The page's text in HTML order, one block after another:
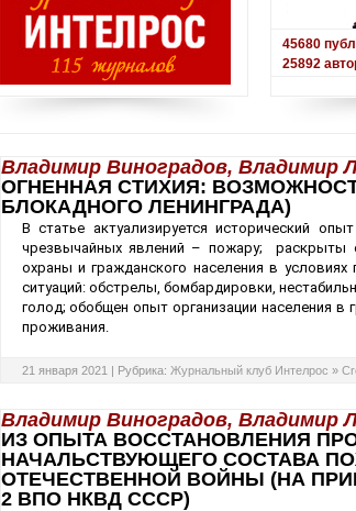
45680
25892
Владимир Виноградов, Владимир
ОГНЕННАЯ СТИХИЯ:
БЛОКАДНОГО ЛЕНИНГРАДА)
В статье актуализируется исторический
чрезвычайных явлений – пожару; раскрыты
охраны и гражданского населения в
ситуаций: обстрелы, бомбардировки,
голод; обобщен опыт организации населения
проживания.
21 января 2021 | Рубрика: Журнальный клуб Интелрос »
Владимир Виноградов, Владимир
ИЗ ОПЫТА ВОССТАНОВЛЕНИЯ
НАЧАЛЬСТВУЮЩЕГО СОСТАВА
ОТЕЧЕСТВЕННОЙ ВОЙНЫ (НА
2 ВПО НКВД СССР)